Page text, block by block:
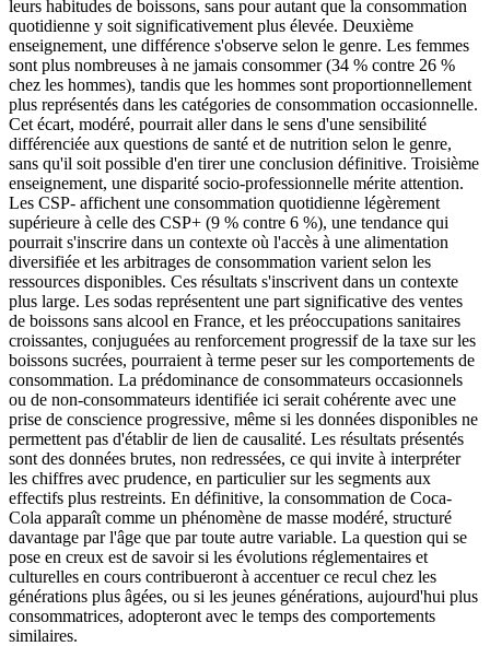
leurs habitudes de boissons, sans pour autant que la consommation
quotidienne y soit significativement plus élevée. Deuxième
enseignement, une différence s'observe selon le genre. Les femmes
sont plus nombreuses à ne jamais consommer (34 % contre 26 %
chez les hommes), tandis que les hommes sont proportionnellement
plus représentés dans les catégories de consommation occasionnelle.
Cet écart, modéré, pourrait aller dans le sens d'une sensibilité
différenciée aux questions de santé et de nutrition selon le genre,
sans qu'il soit possible d'en tirer une conclusion définitive. Troisième
enseignement, une disparité socio-professionnelle mérite attention.
Les CSP- affichent une consommation quotidienne légèrement
supérieure à celle des CSP+ (9 % contre 6 %), une tendance qui
pourrait s'inscrire dans un contexte où l'accès à une alimentation
diversifiée et les arbitrages de consommation varient selon les
ressources disponibles. Ces résultats s'inscrivent dans un contexte
plus large. Les sodas représentent une part significative des ventes
de boissons sans alcool en France, et les préoccupations sanitaires
croissantes, conjuguées au renforcement progressif de la taxe sur les
boissons sucrées, pourraient à terme peser sur les comportements de
consommation. La prédominance de consommateurs occasionnels
ou de non-consommateurs identifiée ici serait cohérente avec une
prise de conscience progressive, même si les données disponibles ne
permettent pas d'établir de lien de causalité. Les résultats présentés
sont des données brutes, non redressées, ce qui invite à interpréter
les chiffres avec prudence, en particulier sur les segments aux
effectifs plus restreints. En définitive, la consommation de Coca-
Cola apparaît comme un phénomène de masse modéré, structuré
davantage par l'âge que par toute autre variable. La question qui se
pose en creux est de savoir si les évolutions réglementaires et
culturelles en cours contribueront à accentuer ce recul chez les
générations plus âgées, ou si les jeunes générations, aujourd'hui plus
consommatrices, adopteront avec le temps des comportements
similaires.